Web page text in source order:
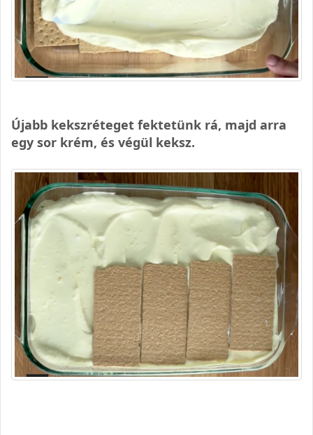
Újabb kekszréteget fektetünk rá, majd arra
egy sor krém, és végül keksz.